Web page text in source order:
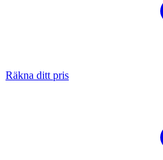
Räkna ditt pris